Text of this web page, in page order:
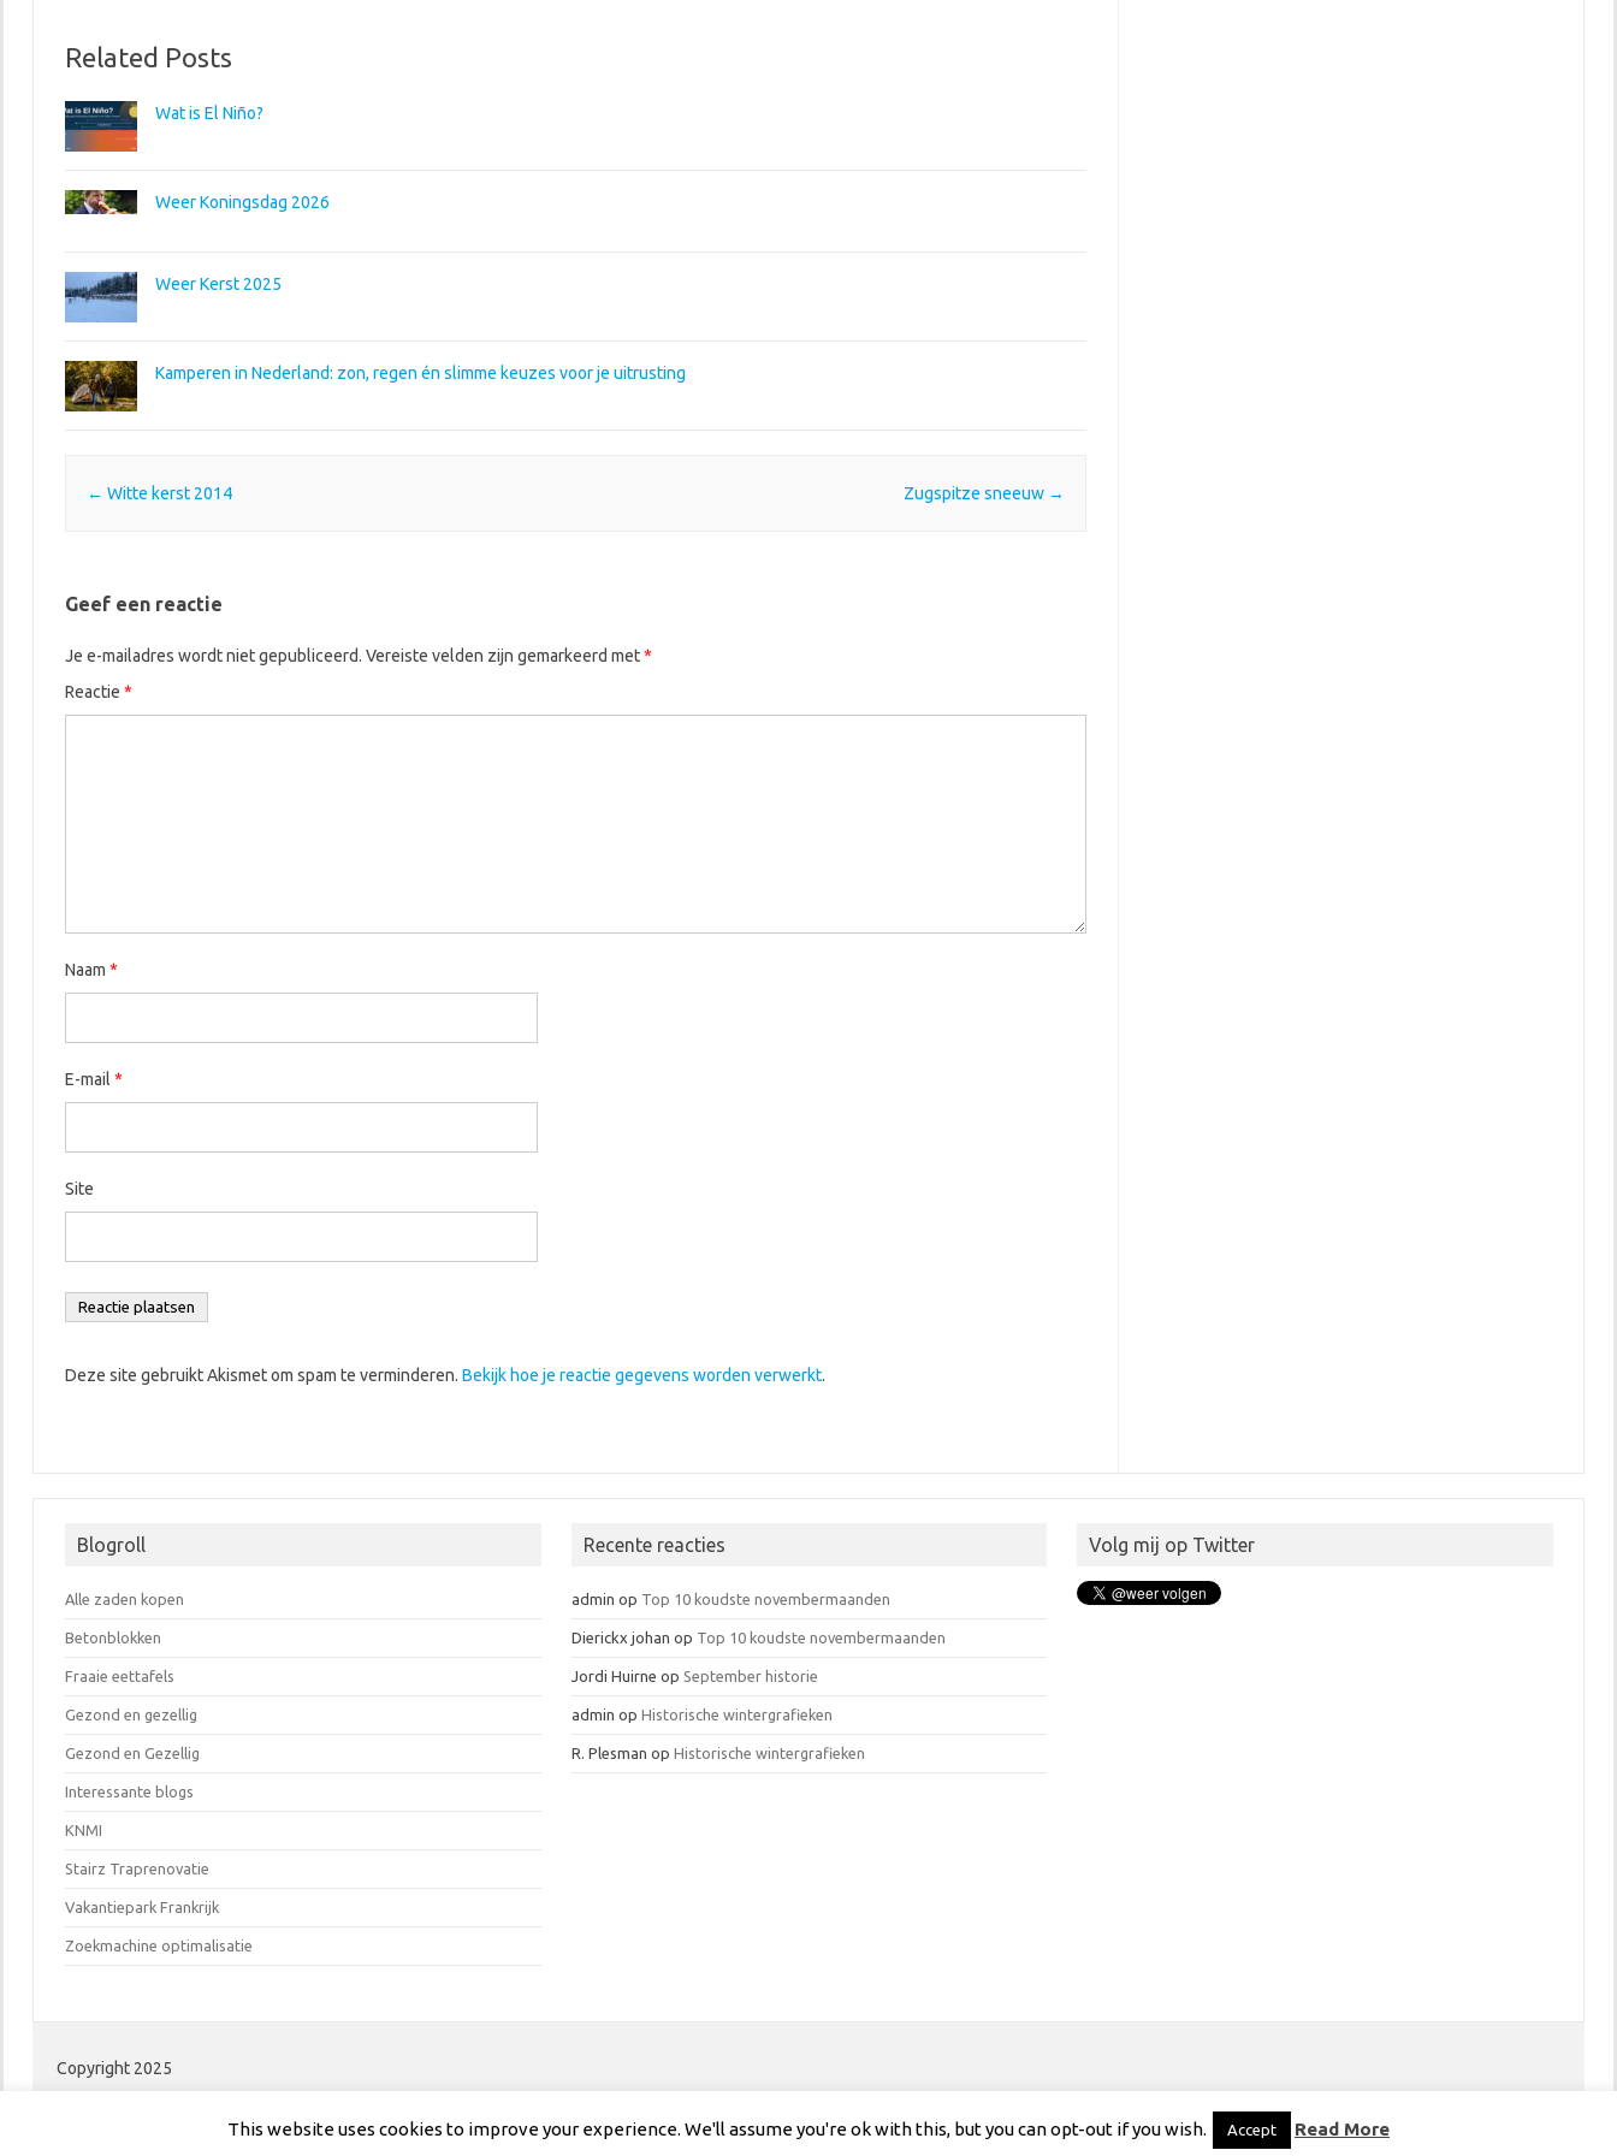
Related Posts
Wat is El Niño?
Weer Koningsdag 2026
Weer Kerst 2025
Kamperen in Nederland: zon, regen én slimme keuzes voor je uitrusting
Post navigation
← Witte kerst 2014 Zugspitze sneeuw →
Geef een reactie
Je e-mailadres wordt niet gepubliceerd. Vereiste velden zijn gemarkeerd met*
Reactie *
Naam *
E-mail *
Site
Deze site gebruikt Akismet om spam te verminderen. Bekijk hoe je reactie gegevens worden verwerkt.
Blogroll
Alle zaden kopen
Betonblokken
Fraaie eettafels
Gezond en gezellig
Gezond en Gezellig
Interessante blogs
KNMI
Stairz Traprenovatie
Vakantiepark Frankrijk
Zoekmachine optimalisatie
Recente reacties
admin op Top 10 koudste novembermaanden
Dierickx johan op Top 10 koudste novembermaanden
Jordi Huirne op September historie
admin op Historische wintergrafieken
R. Plesman op Historische wintergrafieken
Volg mij op Twitter
Copyright 2025
This website uses cookies to improve your experience. We'll assume you're ok with this, but you can opt-out if you wish. Accept Read More